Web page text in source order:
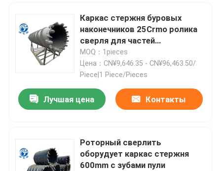
Дома
Контакты
Каркас стержня буровых
наконечников 25Crmo ролика
сверля для частей
строительной техники
MOQ：1pieces
Цена：CN¥9,646.35 - CN¥96,463.50/
Piece|1 Piece/Pieces
Лучшая цена Контакты
Роторный сверлить
оборудует каркас стержня
600mm с зубами пули